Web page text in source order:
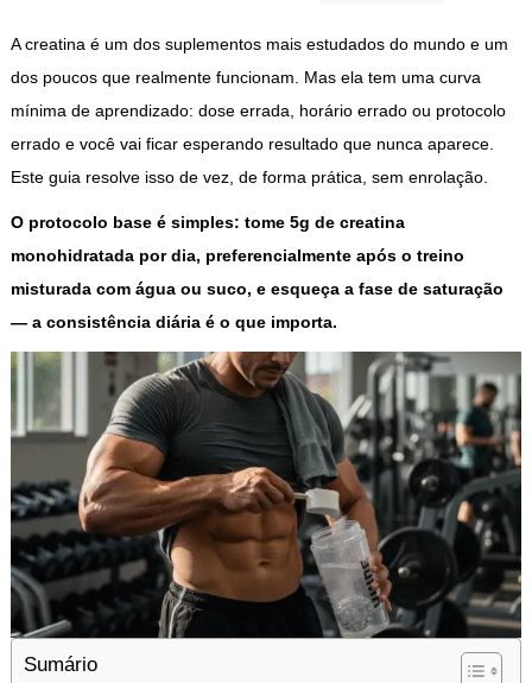
A creatina é um dos suplementos mais estudados do mundo e um
dos poucos que realmente funcionam. Mas ela tem uma curva
mínima de aprendizado: dose errada, horário errado ou protocolo
errado e você vai ficar esperando resultado que nunca aparece.
Este guia resolve isso de vez, de forma prática, sem enrolação.
O protocolo base é simples: tome 5g de creatina
monohidratada por dia, preferencialmente após o treino
misturada com água ou suco, e esqueça a fase de saturação
— a consistência diária é o que importa.
Sumário